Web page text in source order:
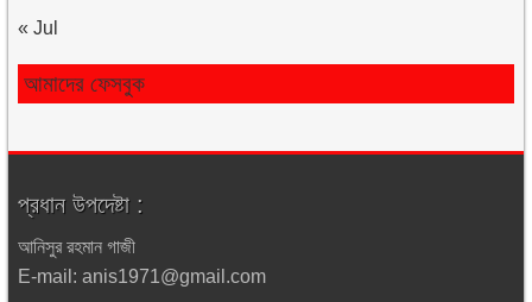
« Jul
আমাদের ফেসবুক
প্রধান উপদেষ্টা :
আনিসুর রহমান গাজী
E-mail: anis1971@gmail.com